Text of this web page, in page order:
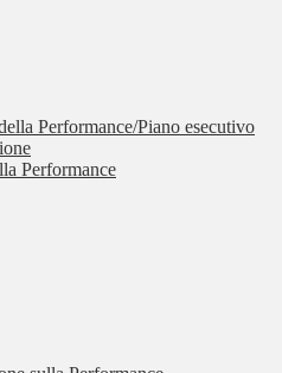
Performance/Piano esecutivo
Performance